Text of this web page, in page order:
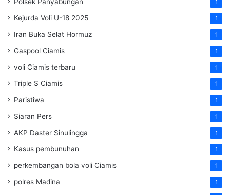
1
Kejurda Voli U-18 2025 1
Iran Buka Selat Hormuz 1
Gaspool Ciamis 1
voli Ciamis terbaru 1
Triple S Ciamis 1
Paristiwa 1
Siaran Pers 1
AKP Daster Sinulingga 1
Kasus pembunuhan 1
perkembangan bola voli Ciamis 1
polres Madina 1